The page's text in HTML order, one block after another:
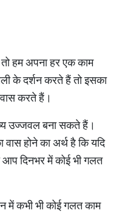
हम अपना हर एक काम
के दर्शन करते हैं तो इसका
करते हैं।
उज्जवल बना सकते हैं।
होने का अर्थ है कि यदि
दिनभर में कोई भी गलत
में कभी भी कोई गलत काम